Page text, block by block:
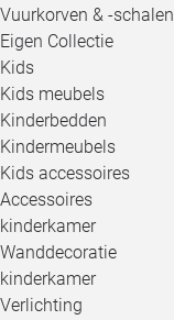
Vuurkorven & -schalen
Eigen Collectie
Kids
Kids meubels
Kinderbedden
Kindermeubels
Kids accessoires
Accessoires
kinderkamer
Wanddecoratie
kinderkamer
Verlichting